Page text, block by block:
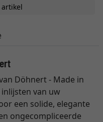
artikel
Döhnert - Made in
van uw
een solide, elegante
ongecompliceerde